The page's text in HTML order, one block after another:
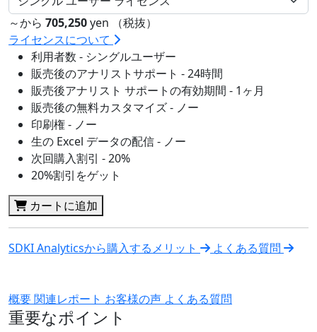
～から 705,250yen （税抜）
ライセンスについて
利用者数 - シングルユーザー
販売後のアナリストサポート - 24時間
販売後アナリスト サポートの有効期間 - 1ヶ月
販売後の無料カスタマイズ - ノー
印刷権 - ノー
生の Excel データの配信 - ノー
次回購入割引 - 20%
20%割引をゲット
カートに追加
SDKI Analyticsから購入するメリット よくある質問
概要関連レポート お客様の声 よくある質問
重要なポイント